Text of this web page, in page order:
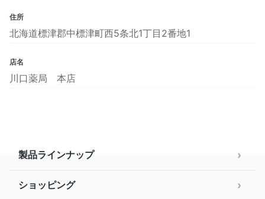
住所
北海道標津郡中標津町西5条北1丁目2番地1
店名
川口薬局 本店
製品ラインナップ
ショッピング